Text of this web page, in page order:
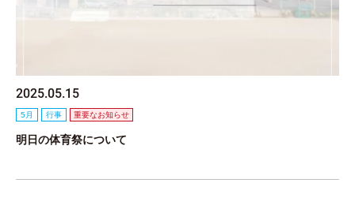
2025.05.15
5月 行事 重要なお知らせ
明日の体育祭について